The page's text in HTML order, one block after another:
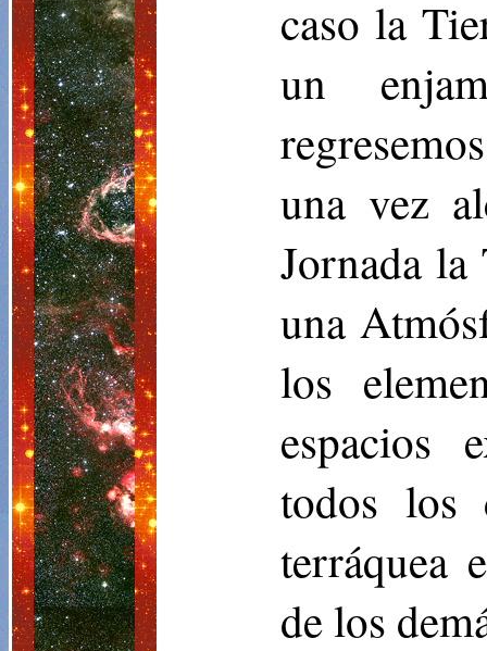
caso la
un
una vez
Jornada la
una
los
espacios
todos los
terráquea
de los